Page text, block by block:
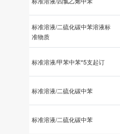
标准溶液/二硫化碳中苯溶液标
准物质
标准溶液/甲苯中苯*5支起订
标准溶液/二硫化碳中苯
标准溶液/二硫化碳中苯